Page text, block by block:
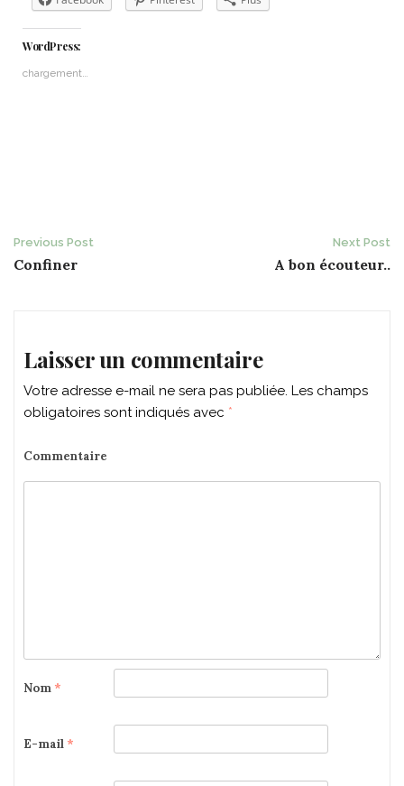
WordPress:
chargement…
Post
Previous Post
Confiner
Next Post
A bon écouteur..
Laisser un commentaire
Votre adresse e-mail ne sera pas publiée. Les champs
obligatoires sont indiqués avec *
Commentaire
Nom *
E-mail *